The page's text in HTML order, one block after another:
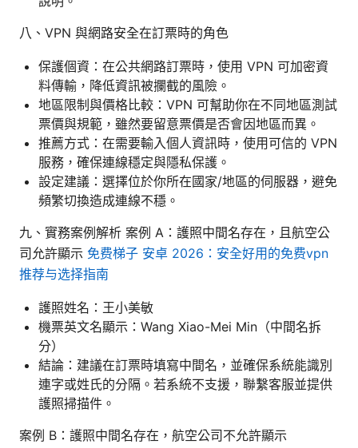
八、VPN 與網路安全在訂票時的角色
保護個資：在公共網路訂票時，使用 VPN 可加密資
料傳輸，降低資訊被攔截的風險。
地區限制與價格比較：VPN 可幫助你在不同地區測試
票價與規範，雖然要留意票價是否會因地區而異。
推薦方式：在需要輸入個人資訊時，使用可信的 VPN
服務，確保連線穩定與隱私保護。
設定建議：選擇位於你所在國家/地區的伺服器，避免
頻繁切換造成連線不穩。
九、實務案例解析 案例 A：護照中間名存在，且航空公
司允許顯示 免费梯子 安卓 2026：安全好用的免费vpn
推荐与选择指南
護照姓名：王小美敏
機票英文名顯示：Wang Xiao-Mei Min（中間名拆
分）
結論：建議在訂票時填寫中間名，並確保系統能識別
連字或姓氏的分隔。若系統不支援，聯繫客服並提供
護照掃描件。
案例 B：護照中間名存在，航空公司不允許顯示